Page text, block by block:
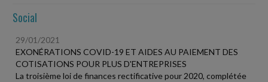
Social
29/01/2021
EXONÉRATIONS COVID-19 ET AIDES AU PAIEMENT DES
COTISATIONS POUR PLUS D'ENTREPRISES
La troisième loi de finances rectificative pour 2020, complétée